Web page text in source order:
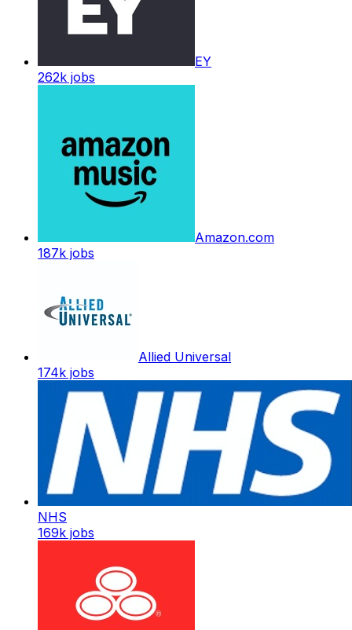
EY
262k jobs
Amazon.com
187k jobs
Allied Universal
174k jobs
NHS
169k jobs